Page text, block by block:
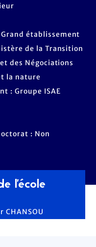
établissement
de la Transition
des Négociations
la nature
: Groupe ISAE
: Non
l'école